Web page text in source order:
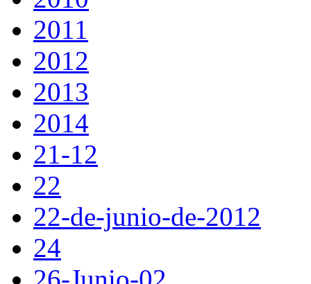
2011
2012
2013
2014
21-12
22
22-de-junio-de-2012
24